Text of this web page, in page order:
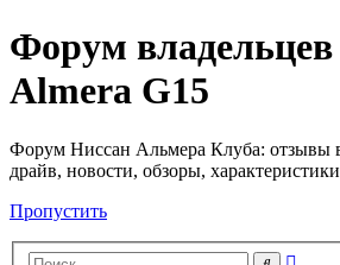
Форум владельцев
Almera G15
Форум Ниссан Альмера Клуба: отзывы
драйв, новости, обзоры,
Пропустить